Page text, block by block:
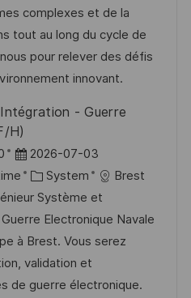
d
D
a
t
g
o
r
y
complexes et de la
tout au long du cycle de
pour relever des défis
innovant.
- Guerre
H)
P
o
s
t
e
d
D
2026-07-03
C
a
t
e
g
o
System
Brest
Système et
Electronique Navale
à Brest. Vous serez
validation et
de guerre électronique.